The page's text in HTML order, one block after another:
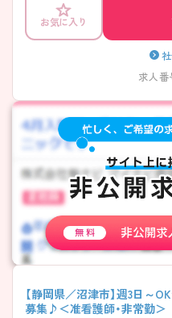
お気に入り
求人番
【静岡県／沼津市】週3日～
募集♪＜准看護師・非常勤＞